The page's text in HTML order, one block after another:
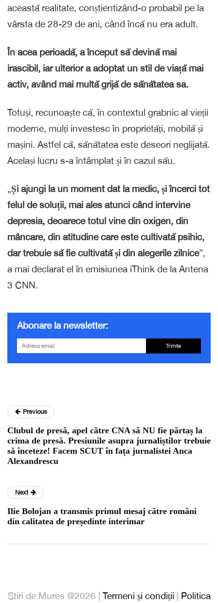
această realitate, conștientizând-o probabil pe la
vârsta de 28-29 de ani, când încă nu era adult.
În acea perioadă, a început să devină mai
irascibil, iar ulterior a adoptat un stil de viață mai
activ, având mai multă grijă de sănătatea sa.
Totuși, recunoaște că, în contextul grabnic al vieții
moderne, mulți investesc în proprietăți, mobilă și
mașini. Astfel că, sănătatea este deseori neglijată.
Același lucru s-a întâmplat și în cazul său.
„Și ajungi la un moment dat la medic, și încerci tot
felul de soluții, mai ales atunci când intervine
depresia, deoarece totul vine din oxigen, din
mâncare, din atitudine care este cultivată psihic,
dar trebuie să fie cultivată și din alegerile zilnice”,
a mai declarat el în emisiunea iThink de la Antena
3 CNN.
Abonare la newsletter:
Trimite
Previous
Clubul de presă, apel către CNA să NU fie părtaș la
crima de presă. Presiunile asupra jurnaliștilor trebuie
să înceteze! Facem SCUT în fața jurnalistei Anca
Alexandrescu
Next
Ilie Bolojan a transmis primul mesaj către români
din calitatea de președinte interimar
Stiri de Mures @2026 | Termeni și condiții Politica